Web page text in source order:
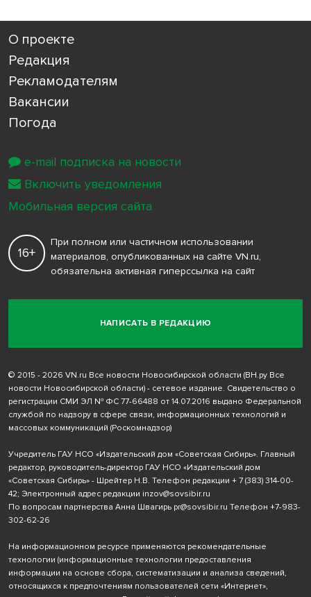
О проекте
Редакция
Рекламодателям
Вакансии
Погода
НАПИСАТЬ В РЕДАКЦИЮ
16+
При полном или частичном использовании
материалов, опубликованных на сайте VN.ru,
обязательна активная гиперссылка на сайт
© 2015 - 2026 VN.ru Все новости Новосибирской области (ВН.ру Все
новости Новосибирской области) - сетевое издание. Свидетельство о
регистрации СМИ ЭЛ № ФС 77-66488 от 14.07.2016 выдано Федеральной
службой по надзору в сфере связи, информационных технологий и
массовых коммуникаций (Роскомнадзор)
Учредитель ГАУ НСО «Издательский дом «Советская Сибирь». Главный
редактор, руководитель-директор ГАУ НСО «Издательский дом
«Советская Сибирь» - Шрейтер Н.В. Телефон редакции + 7 (383) 314-00-
42; Электронный адрес редакции inzov@sovsibir.ru
По вопросам партнерства Анна Швагирь pr@sovsibir.ru Телефон +7-983-
302-62-26
На информационном ресурсе применяются рекомендательные
технологии (информационные технологии предоставления
информации на основе сбора, систематизации и анализа сведений,
относящихся к предпочтениям пользователей сети «Интернет»,
e-mail подписка на новости
Включить уведомления
Мобильная версия сайта